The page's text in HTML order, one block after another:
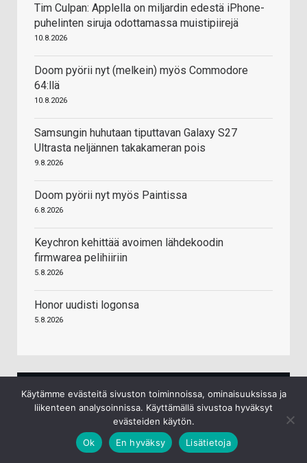
Tim Culpan: Applella on miljardin edestä iPhone-
puhelinten siruja odottamassa muistipiirejä
10.8.2026
Doom pyörii nyt (melkein) myös Commodore
64:llä
10.8.2026
Samsungin huhutaan tiputtavan Galaxy S27
Ultrasta neljännen takakameran pois
9.8.2026
Doom pyörii nyt myös Paintissa
6.8.2026
Keychron kehittää avoimen lähdekoodin
firmwarea pelihiiriin
5.8.2026
Honor uudisti logonsa
5.8.2026
AMD Ryzen 7 9800X3D suoritin 4,7 GHz 104 MB
L2 & L3 Laatikko
Käytämme evästeitä sivuston toiminnoissa, ominaisuuksissa ja
liikenteen analysoinnissa. Käyttämällä sivustoa hyväksyt
evästeiden käytön.
Ok
En hyväksy Lisätietoja